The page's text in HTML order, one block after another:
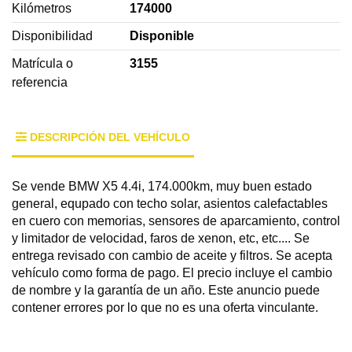
Kilómetros 174000
Disponibilidad Disponible
Matrícula o
referencia
3155
DESCRIPCIÓN DEL VEHÍCULO
Se vende BMW X5 4.4i, 174.000km, muy buen estado
general, equpado con techo solar, asientos calefactables
en cuero con memorias, sensores de aparcamiento, control
y limitador de velocidad, faros de xenon, etc, etc.... Se
entrega revisado con cambio de aceite y filtros. Se acepta
vehículo como forma de pago. El precio incluye el cambio
de nombre y la garantía de un año. Este anuncio puede
contener errores por lo que no es una oferta vinculante.